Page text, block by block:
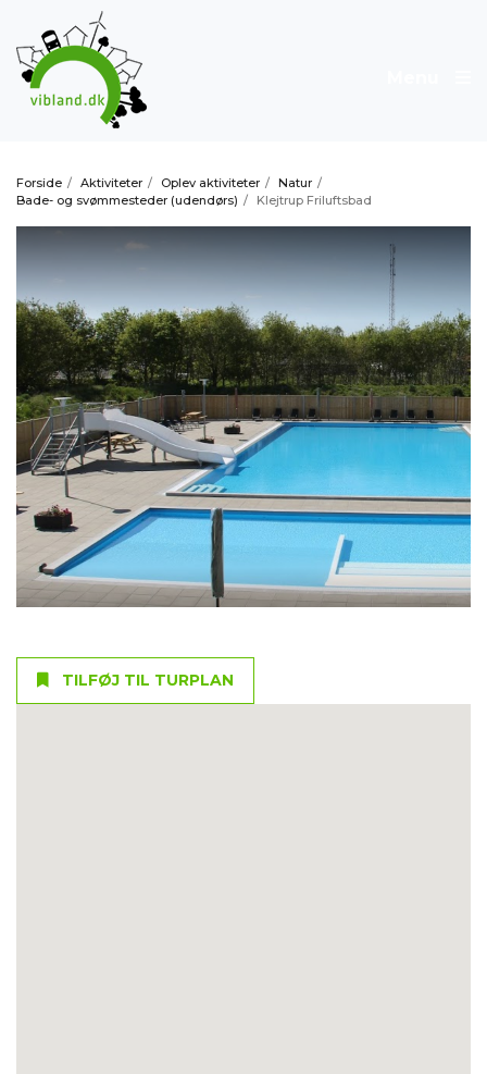
Forside / Aktiviteter / Oplev aktiviteter / Natur /
Bade- og svømmesteder (udendørs) / Klejtrup Friluftsbad
TILFØJ TIL TURPLAN